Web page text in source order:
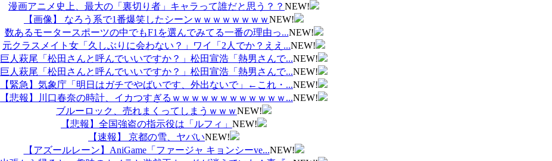
漫画アニメ史上、最大の「裏切り者」キャラって誰だと思う？？ NEW!
【画像】 なろう系で1番爆笑したシーンｗｗｗｗｗｗｗｗNEW!
数あるモータースポーツの中でもF1を選んでみてる一番の理由っ...NEW!
元クラスメイト女「久しぶりに会わない？」ワイ「2人でか？ええ...NEW!
巨人萩尾「松田さんと呼んでいいですか？」松田宣浩「熱男さんで...NEW!
巨人萩尾「松田さんと呼んでいいですか？」松田宣浩「熱男さんで...NEW!
【緊急】気象庁「明日はガチでやばいです、外出ないで」←これ・...NEW!
【悲報】川口春奈の時計、イカつすぎるｗｗｗｗｗｗｗｗｗｗｗｗ...NEW!
ブルーロック、売れまくってしまうｗｗｗNEW!
【悲報】全国強盗の指示役は「ルフィ」 NEW!
【速報】 京都の雪、ヤバいNEW!
【アズールレーン】AniGame「ファージャ キョンシーve...NEW!